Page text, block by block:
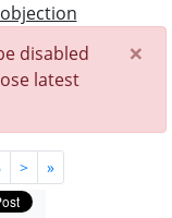
objection
×
disabled
latest
> »